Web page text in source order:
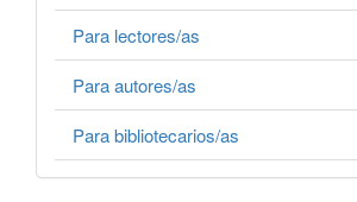
Para lectores/as
Para autores/as
Para bibliotecarios/as